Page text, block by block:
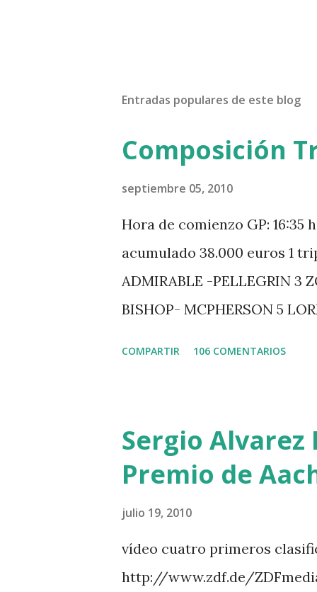
Entradas populares de este blog
Composición
septiembre 05, 2010
Hora de comienzo GP: 16:35
acumulado 38.000 euros 1
ADMIRABLE -PELLEGRIN 3
BISHOP- MCPHERSON 5
QUERLYBET HERO -
BREEN 9 JALLA DE
PHILIPPAERTS 3 triple 1
COMPARTIR 106 COMENTARIOS
Sergio Alvarez
Premio de
julio 19, 2010
vídeo cuatro primeros
http://www.zdf.de/